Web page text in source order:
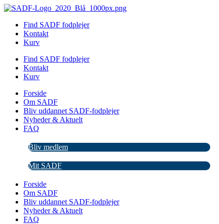
Videre
indholdFind SADF fodplejer
Kontakt
Kurv
Find SADF fodplejer
Kontakt
Kurv
Forside
Om SADF
Bliv uddannet SADF-fodplejer
Nyheder & Aktuelt
FAQ
Bliv medlem
Mit SADF
Forside
Om SADF
Bliv uddannet SADF-fodplejer
Nyheder & Aktuelt
FAQ